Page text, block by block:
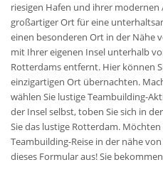
riesigen Hafen und ihrer
großartiger Ort für eine
einen besonderen Ort in der Nähe
mit Ihrer eigenen Insel unterhalb
Rotterdams entfernt. Hier können
einzigartigen Ort übernachten.
wählen Sie lustige Teambuilding-
der Insel selbst, toben Sie sich in
Sie das lustige Rotterdam.
Teambuilding-Reise in der nähe
dieses Formular aus! Sie